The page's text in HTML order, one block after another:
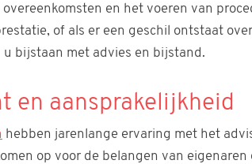
en het voeren van
of als er een geschil ontstaat
bijstaan met advies en bijstand.
en aansprakelijkheid
hebben jarenlange ervaring met het
op voor de belangen van